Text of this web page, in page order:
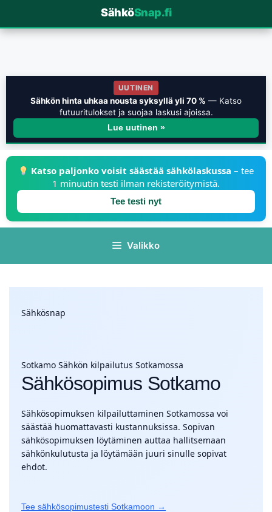
SähköSnap.fi
UUTINEN
Sähkön hinta uhkaa nousta syksyllä yli 70 % — Katso
futuuritulokset ja suojaa laskusi ajoissa.
Lue uutinen »
Katso paljonko voisit säästää sähkölaskussa – tee
1 minuutin testi ilman rekisteröitymistä.
Tee testi nyt
Valikko
Sähkösnap
Sotkamo Sähkön kilpailutus Sotkamossa
Sähkösopimus Sotkamo
Sähkösopimuksen kilpailuttaminen Sotkamossa voi
säästää huomattavasti kustannuksissa. Sopivan
sähkösopimuksen löytäminen auttaa hallitsemaan
sähkönkulutusta ja löytämään juuri sinulle sopivat
ehdot.
Tee sähkösopimustesti Sotkamoon →